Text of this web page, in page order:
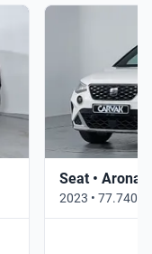
Seat • Arona
2023 • 77.740